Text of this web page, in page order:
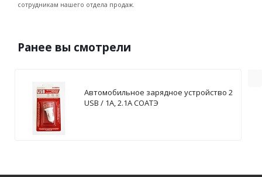
сотрудникам нашего отдела продаж.
Ранее вы смотрели
Автомобильное зарядное устройство 2
USB / 1А, 2.1А СОАТЭ